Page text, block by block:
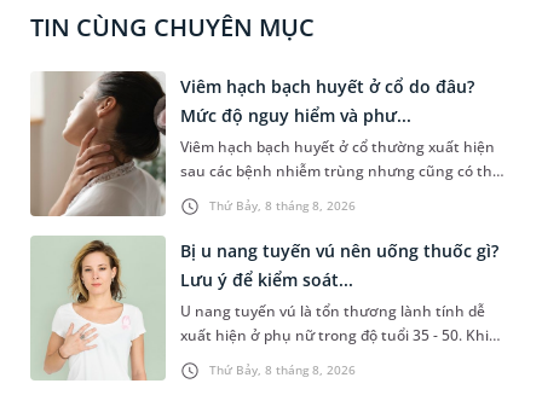
TIN CÙNG CHUYÊN MỤC
Thứ Bảy, 8 tháng 8, 2026
Viêm hạch bạch huyết ở cổ do đâu?
Mức độ nguy hiểm và phư...
Viêm hạch bạch huyết ở cổ thường xuất hiện
sau các bệnh nhiễm trùng nhưng cũng có thể
liên quan đến lao hạch hoặc ung thư. Để tìm
hiểu nguyên nhân gây viêm, mức độ nguy hiểm
và cách thức chẩn đoán bệnh lý này, bạn có thể
theo dõi những thông tin dưới đây.
Thứ Bảy, 8 tháng 8, 2026
Bị u nang tuyến vú nên uống thuốc gì?
Lưu ý để kiểm soát...
U nang tuyến vú là tổn thương lành tính dễ
xuất hiện ở phụ nữ trong độ tuổi 35 - 50. Khi
được chẩn đoán mắc bệnh, nhiều người
thường băn khoăn u nang tuyến vú nên uống